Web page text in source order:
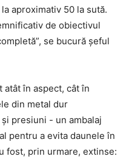
aproximativ 50 la sută.
de obiectivul
se bucură șeful
atât în aspect, cât în
din metal dur
presiuni - un ambalaj
pentru a evita daunele în
fost, prin urmare, extinse: